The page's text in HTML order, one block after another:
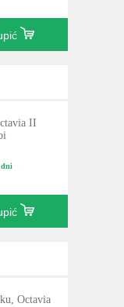
II
dni
Octavia